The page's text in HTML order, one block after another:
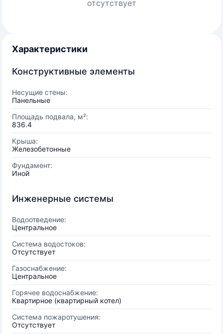
отсутствует
Характеристики
Конструктивные элементы
Несущие стены:
Панельные
Площадь подвала, м²:
836.4
Крыша:
Железобетонные
Фундамент:
Иной
Инженерные системы
Водоотведение:
Центральное
Система водостоков:
Отсутствует
Газоснабжение:
Центральное
Горячее водоснабжение:
Квартирное (квартирный котел)
Система пожаротушения:
Отсутствует